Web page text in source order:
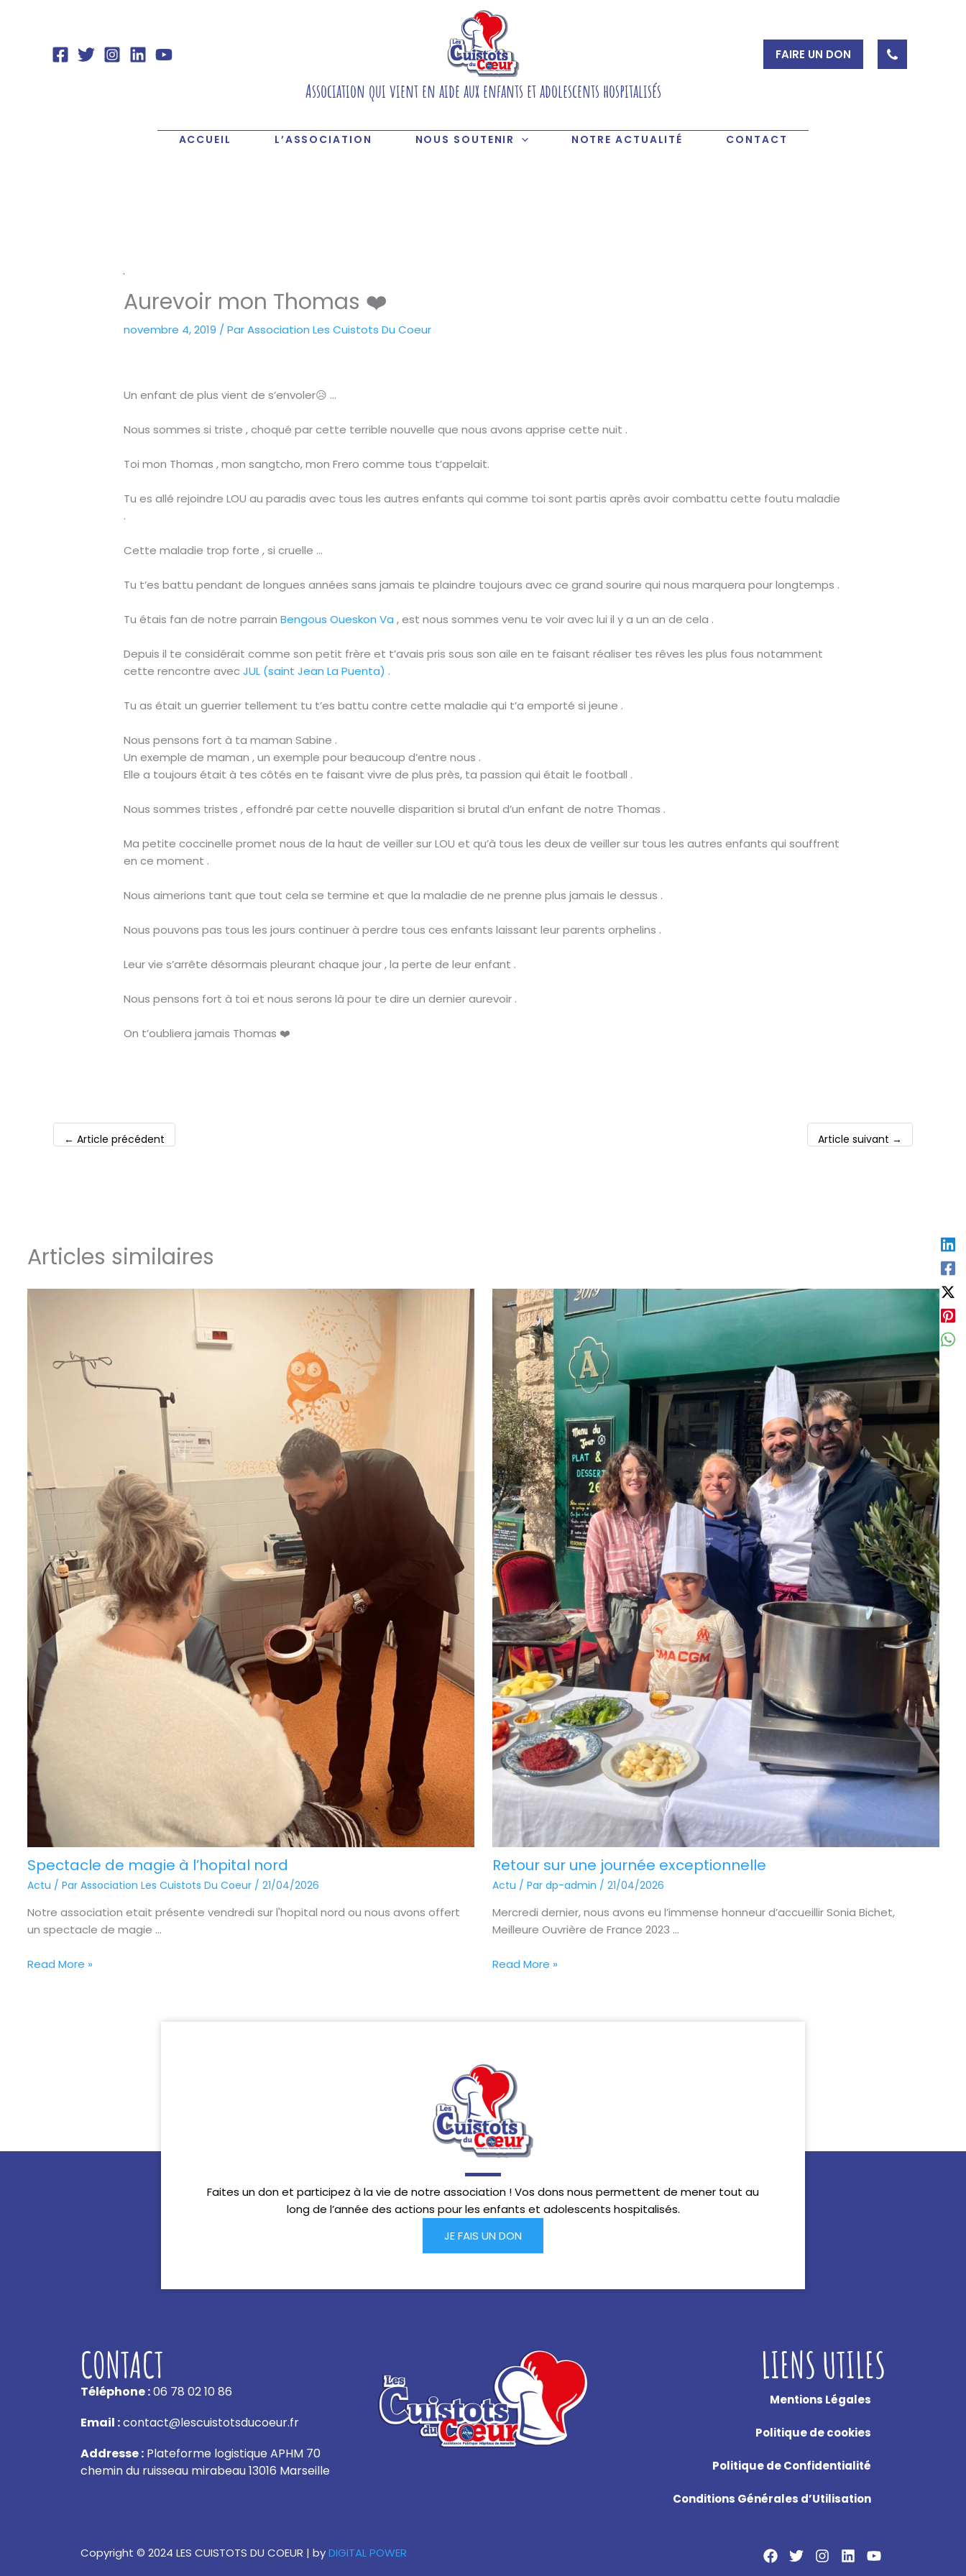
Association qui vient en aide aux enfants et adolescents hospitalisés
FAIRE UN DON
ACCUEIL L’ASSOCIATION NOUS SOUTENIR NOTRE ACTUALITÉ CONTACT
Aurevoir mon Thomas ❤️
novembre 4, 2019 / ParAssociation Les Cuistots Du Coeur
Un enfant de plus vient de s’envoler😥 …
Nous sommes si triste , choqué par cette terrible nouvelle que nous avons apprise cette nuit .
Toi mon Thomas , mon sangtcho, mon Frero comme tous t’appelait.
Tu es allé rejoindre LOU au paradis avec tous les autres enfants qui comme toi sont partis après avoir combattu cette foutu maladie
.
Cette maladie trop forte , si cruelle …
Tu t’es battu pendant de longues années sans jamais te plaindre toujours avec ce grand sourire qui nous marquera pour longtemps .
Tu étais fan de notre parrainBengous Oueskon Va , est nous sommes venu te voir avec lui il y a un an de cela .
Depuis il te considérait comme son petit frère et t’avais pris sous son aile en te faisant réaliser tes rêves les plus fous notamment
cette rencontre avecJUL (saint Jean La Puenta) .
Tu as était un guerrier tellement tu t’es battu contre cette maladie qui t’a emporté si jeune .
Nous pensons fort à ta maman Sabine .
Un exemple de maman , un exemple pour beaucoup d’entre nous .
Elle a toujours était à tes côtés en te faisant vivre de plus près, ta passion qui était le football .
Nous sommes tristes , effondré par cette nouvelle disparition si brutal d’un enfant de notre Thomas .
Ma petite coccinelle promet nous de la haut de veiller sur LOU et qu’à tous les deux de veiller sur tous les autres enfants qui souffrent
en ce moment .
Nous aimerions tant que tout cela se termine et que la maladie de ne prenne plus jamais le dessus .
Nous pouvons pas tous les jours continuer à perdre tous ces enfants laissant leur parents orphelins .
Leur vie s’arrête désormais pleurant chaque jour , la perte de leur enfant .
Nous pensons fort à toi et nous serons là pour te dire un dernier aurevoir .
On t’oubliera jamais Thomas ❤️
← Article précédent Article suivant →
Articles similaires
Spectacle de magie à l’hopital nord
Actu / Par Association Les Cuistots Du Coeur / 21/04/2026
Notre association etait présente vendredi sur l'hopital nord ou nous avons offert
un spectacle de magie ...
Read More »
Retour sur une journée exceptionnelle
Actu / Par dp-admin / 21/04/2026
Mercredi dernier, nous avons eu l’immense honneur d’accueillir Sonia Bichet,
Meilleure Ouvrière de France 2023 ...
Read More »
Faites un don et participez à la vie de notre association ! Vos dons nous permettent de mener tout au
long de l’année des actions pour les enfants et adolescents hospitalisés.
JE FAIS UN DON
CONTACT
Téléphone :06 78 02 10 86
Email :contact@lescuistotsducoeur.fr
Addresse : Plateforme logistique APHM 70
chemin du ruisseau mirabeau 13016 Marseille
LIENS UTILES
Mentions Légales
Politique de cookies
Politique de Confidentialité
Conditions Générales d’Utilisation
Copyright © 2024 LES CUISTOTS DU COEUR | byDIGITAL POWER F
a
T
w
I
n
L
i
Y
o